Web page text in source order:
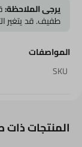
يرجى الملاحظة:
طفيف. قد يتغير
المواصفات
SKU
المنتجات ذات